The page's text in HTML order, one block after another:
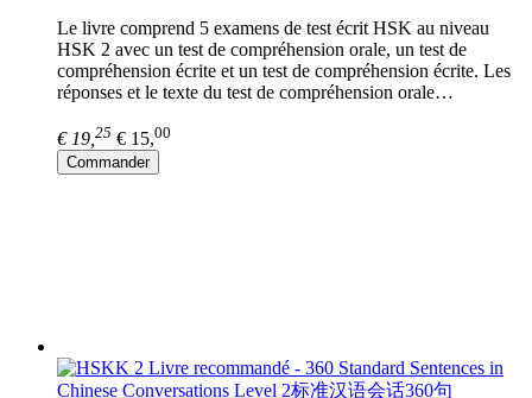
Le livre comprend 5 examens de test écrit HSK au niveau
HSK 2 avec un test de compréhension orale, un test de
compréhension écrite et un test de compréhension écrite. Les
réponses et le texte du test de compréhension orale…
€ 19, 25 € 15,00
Commander